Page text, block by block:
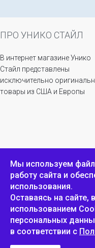
ПРО УНИКО СТАЙЛ
В интернет магазине Унико
Стайл представлены
исключительно
товары из США и Европы
ИНФОРМАЦИЯ
Положение о
конфиденциальности и
защите персональных
данных
Мы используем
работу сайта и
использования.
Оставаясь на сайте,
использованием
персональных
в соответствии с